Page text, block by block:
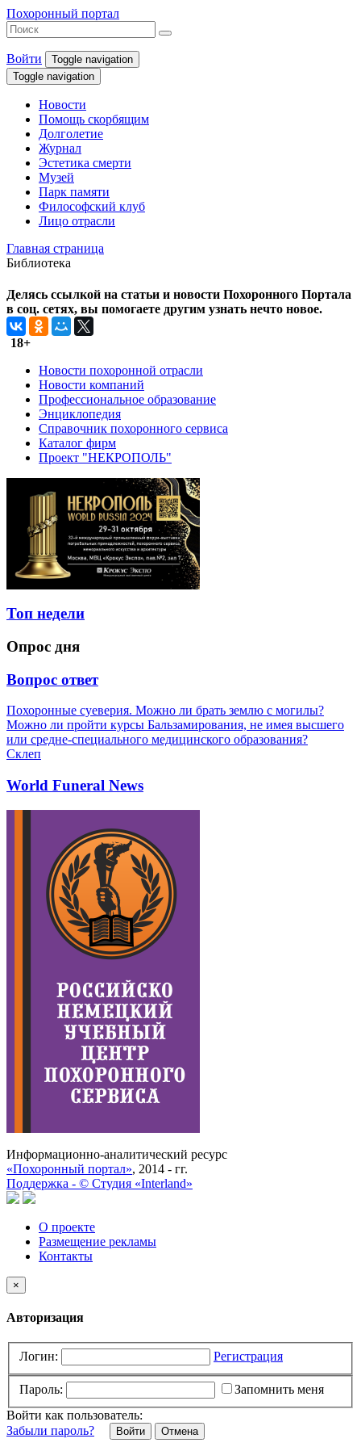
Похоронный портал
Войти
Toggle navigation
Toggle navigation
Новости
Помощь скорбящим
Долголетие
Журнал
Эстетика смерти
Музей
Парк памяти
Философский клуб
Лицо отрасли
Главная страница
Библиотека
Делясь ссылкой на статьи и новости Похоронного Портала
в соц. сетях, вы помогаете другим узнать нечто новое.
18+
Новости похоронной отрасли
Новости компаний
Профессиональное образование
Энциклопедия
Справочник похоронного сервиса
Каталог фирм
Проект "НЕКРОПОЛЬ"
Топ недели
Опрос дня
Вопрос ответ
Похоронные суеверия. Можно ли брать землю с могилы?
Можно ли пройти курсы Бальзамирования, не имея высшего
или средне-специального медицинского образования?
Склеп
World Funeral News
Информационно-аналитический ресурс
«Похоронный портал», 2014 - гг.
Поддержка - © Cтудия «Interland»
О проекте
Размещение рекламы
Контакты
×
Авторизация
Логин: Регистрация
Пароль:
Запомнить меня
Войти как пользователь:
Забыли пароль?
Отмена